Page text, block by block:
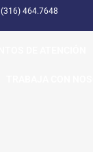
(316) 464.7648